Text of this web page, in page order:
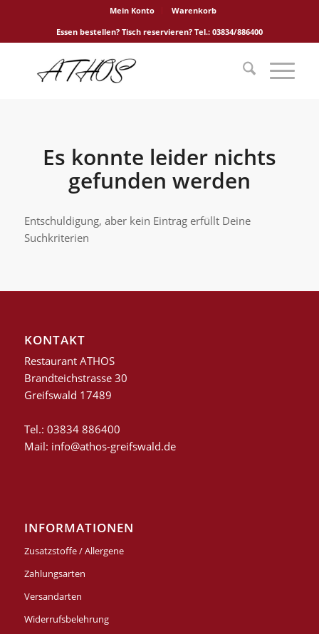
Mein Konto
Warenkorb
Essen bestellen? Tisch reservieren? Tel.: 03834/886400
Es konnte leider nichts
gefunden werden
Entschuldigung, aber kein Eintrag erfüllt Deine
Suchkriterien
KONTAKT
Restaurant ATHOS
Brandteichstrasse 30
Greifswald 17489
Tel.: 03834 886400
Mail: info@athos-greifswald.de
INFORMATIONEN
Zusatzstoffe / Allergene
Zahlungsarten
Versandarten
Widerrufsbelehrung